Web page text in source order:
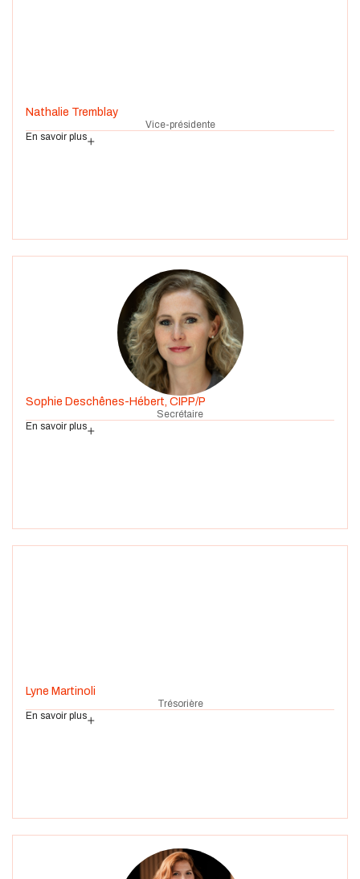
Nathalie Tremblay
Vice-présidente
En savoir plus
Sophie Deschênes-Hébert, CIPP/P
Secrétaire
En savoir plus
Lyne Martinoli
Trésorière
En savoir plus